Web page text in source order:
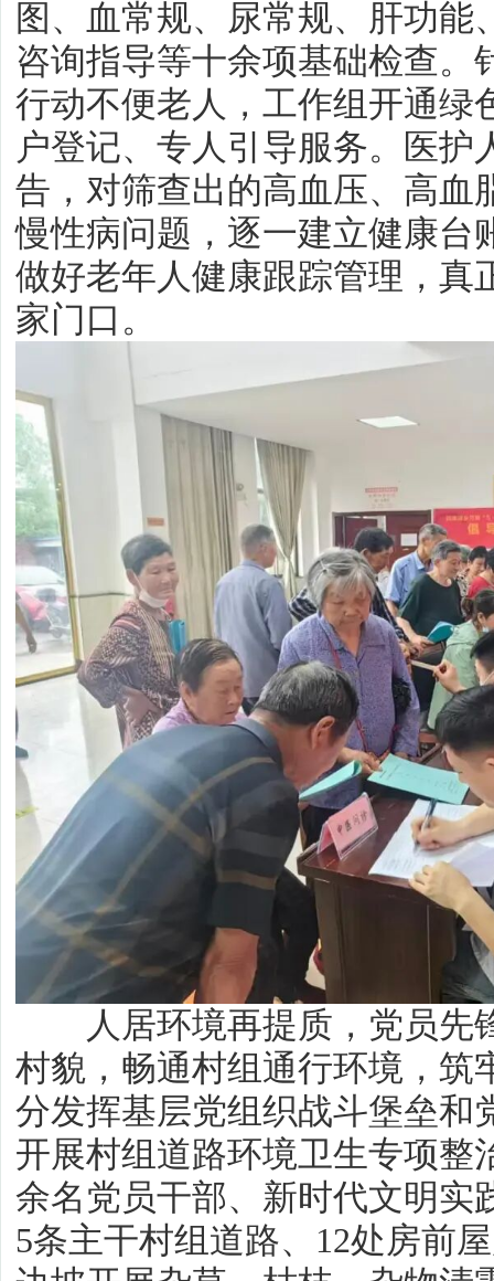
图、血常规、尿常规、肝功能
咨询指导等十余项基础检查。
行动不便老人，工作组开通绿
户登记、专人引导服务。医护
告，对筛查出的高血压、高血
慢性病问题，逐一建立健康台
做好老年人健康跟踪管理，真
家门口。
人居环境再提质，党员先
村貌，畅通村组通行环境，筑
分发挥基层党组织战斗堡垒和
开展村组道路环境卫生专项整
余名党员干部、新时代文明实
5条主干村组道路、12处房前